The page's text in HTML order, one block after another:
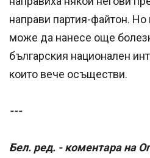
направи партия-файтон.
може да нанесе още
българския национален
които вече осъществи.
---
Бел. ред. - коментара на